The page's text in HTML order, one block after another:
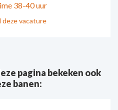
38-40 uur
deze vacature
pagina bekeken ook
banen: